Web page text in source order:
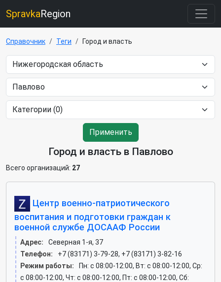
SpravkaRegion
Справочник Теги Город и власть
Применить
Город и власть в Павлово
Всего организаций: 27
Центр военно-патриотического
воспитания и подготовки граждан к
военной службе ДОСААФ России
Адрес:
Северная 1-я, 37
Телефон:
+7 (83171) 3-79-28, +7 (83171) 3-82-16
Режим работы:
Пн: c 08:00-12:00, Вт: c 08:00-12:00, Ср:
c 08:00-12:00, Чт: c 08:00-12:00, Пт: c 08:00-12:00, Сб: